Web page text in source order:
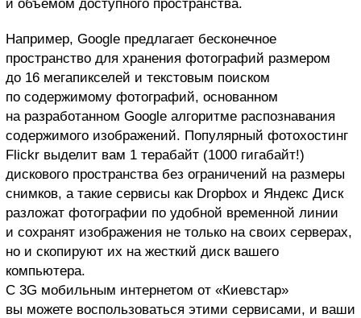
и объемом доступного пространства.
Например, Google предлагает бесконечное
пространство для хранения фотографий размером
до 16 мегапикселей и текстовым поиском
по содержимому фотографий, основанном
на разработанном Google алгоритме распознавания
содержимого изображений. Популярный фотохостинг
Flickr выделит вам 1 терабайт (1000 гигабайт!)
дискового пространства без ограничений на размеры
снимков, а такие сервисы как Dropbox и Яндекс Диск
разложат фотографии по удобной временной линии
и сохранят изображения не только на своих серверах,
но и скопируют их на жесткий диск вашего
компьютера.
С 3G мобильным интернетом от «Киевстар»
вы можете воспользоваться этими сервисами, и ваши